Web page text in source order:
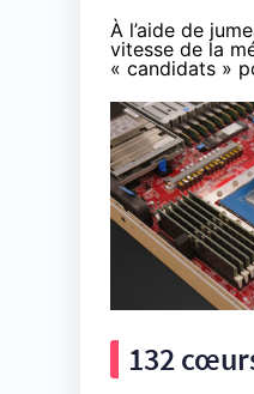
À l’aide de
vitesse de la
« candidats »
132